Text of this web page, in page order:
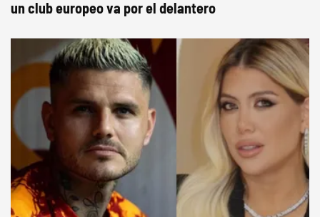
un club europeo va por el delantero